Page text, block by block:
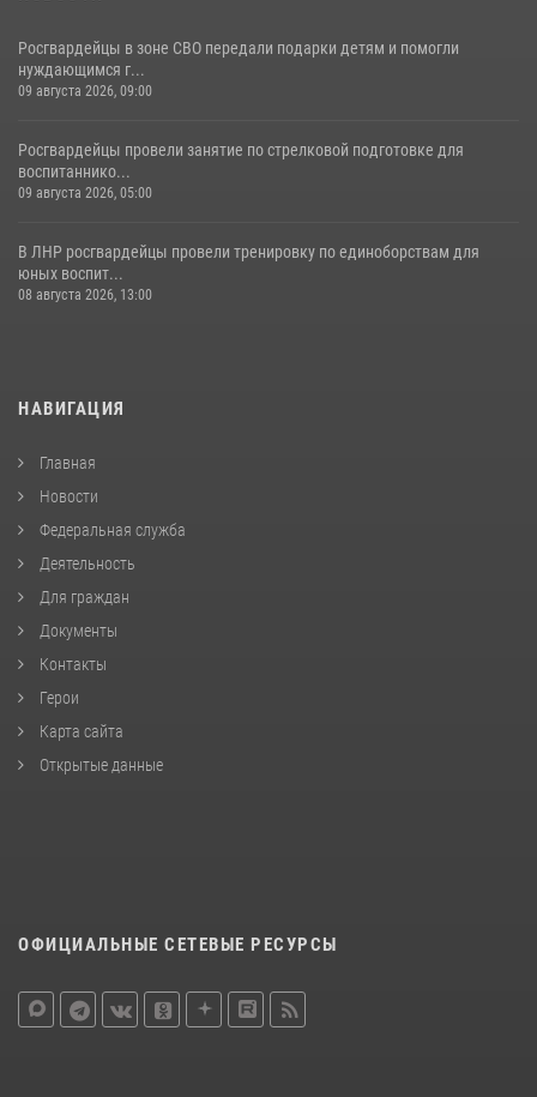
Росгвардейцы в зоне СВО передали подарки детям и помогли
нуждающимся г...
09 августа 2026, 09:00
Росгвардейцы провели занятие по стрелковой подготовке для
воспитаннико...
09 августа 2026, 05:00
В ЛНР росгвардейцы провели тренировку по единоборствам для
юных воспит...
08 августа 2026, 13:00
НАВИГАЦИЯ
Главная
Новости
Федеральная служба
Деятельность
Для граждан
Документы
Контакты
Герои
Карта сайта
Открытые данные
ОФИЦИАЛЬНЫЕ СЕТЕВЫЕ РЕСУРСЫ